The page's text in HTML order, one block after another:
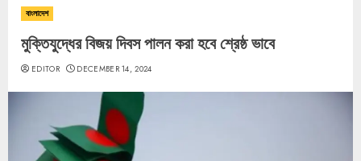
বাংলাদেশ
মুক্তিযুদ্ধের বিজয় দিবস পালন করা হবে শ্রেষ্ঠ ভাবে
EDITOR DECEMBER 14, 2024